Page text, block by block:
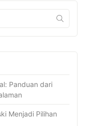
Panduan dari
Menjadi Pilihan